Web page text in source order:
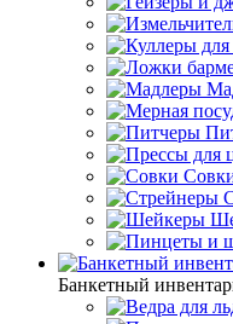
Банкетный